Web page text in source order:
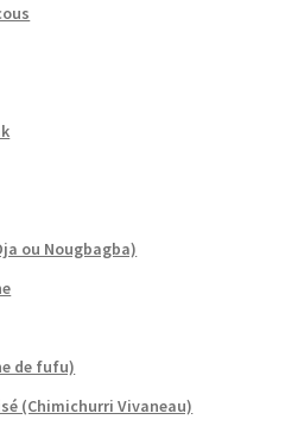
ou Nougbagba)
de fufu)
(Chimichurri Vivaneau)